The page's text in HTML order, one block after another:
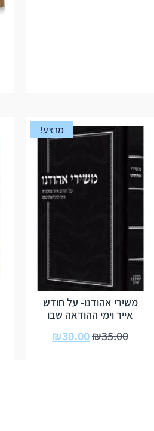
מבצע!
משירי אהודנו- על חודש
אייר וימי ההודאה שבו
₪35.00
₪30.00